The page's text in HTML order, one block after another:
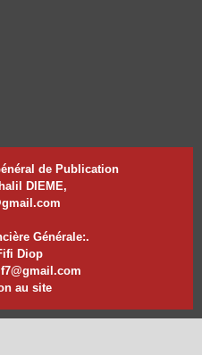
de Publication
DIEME,
Générale:.
Diop
au site